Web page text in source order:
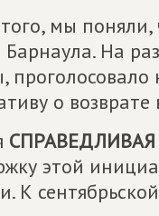
мы
Барнаула. На
о
этой
К